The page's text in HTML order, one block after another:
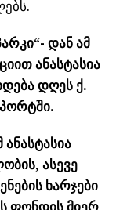
დან ამ
ანასტასია
დღეს ქ.
ასევე
ხარჯები